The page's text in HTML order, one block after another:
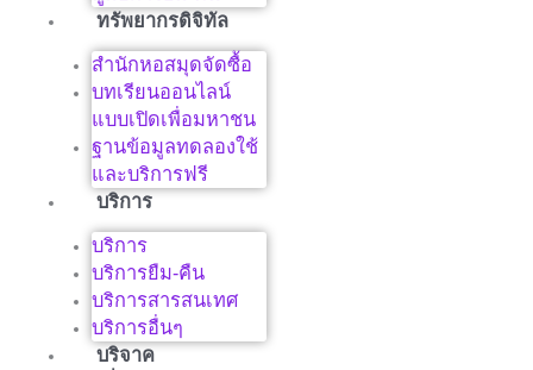
ทรัพยากรดิจิทัล
สำนักหอสมุดจัดซื้อ
บทเรียนออนไลน์
แบบเปิดเพื่อมหาชน
ฐานข้อมูลทดลองใช้
และบริการฟรี
บริการ
บริการ
บริการยืม-คืน
บริการสารสนเทศ
บริการอื่นๆ
บริจาค